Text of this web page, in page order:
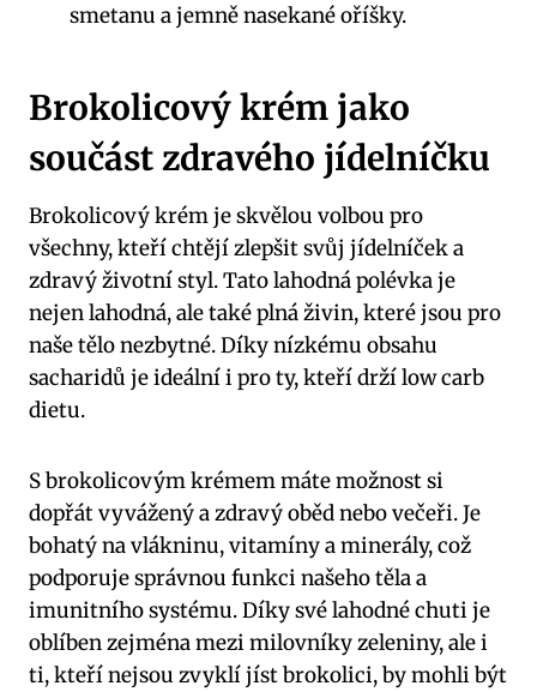
smetanu a jemně nasekané oříšky.
Brokolicový krém jako
součást zdravého jídelníčku
Brokolicový krém je skvělou volbou pro
všechny, kteří chtějí zlepšit svůj jídelníček a
zdravý životní styl. Tato lahodná polévka je
nejen lahodná, ale také plná živin, které jsou pro
naše tělo nezbytné. Díky nízkému obsahu
sacharidů je ideální i pro ty, kteří drží low carb
dietu.
S brokolicovým krémem máte možnost si
dopřát vyvážený a zdravý oběd nebo večeři. Je
bohatý na vlákninu, vitamíny a minerály, což
podporuje správnou funkci našeho těla a
imunitního systému. Díky své lahodné chuti je
oblíben zejména mezi milovníky zeleniny, ale i
ti, kteří nejsou zvyklí jíst brokolici, by mohli být